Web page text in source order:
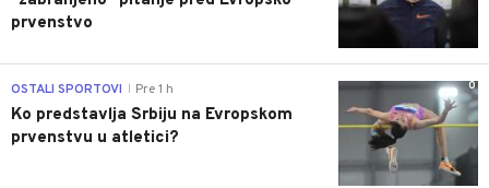
prvenstvo
0
OSTALI SPORTOVI Pre 1 h
Ko predstavlja Srbiju na Evropskom
prvenstvu u atletici?